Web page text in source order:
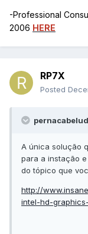
-Professional
2006 HERE
RP7X
Posted
A única solução
para a instação
do tópico que
http://
intel-hd-